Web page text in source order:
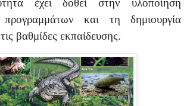
προγραμμάτων και τη δημιουργία
βαθμίδες εκπαίδευσης.